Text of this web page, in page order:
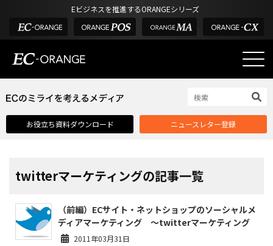
Eビジネスを推進するORANGEシリーズ
選ばれる理由
課題解決例
外部サービス連携
インフラ環境・サポート
お役立ち資料ダウンロード ニュースレター登録
twitterマーケティングの記事一覧
（前編）ECサイト・ネットショップのソーシャルメ
ディアマーケティング ～twitterマーケティング
2011年03月31日